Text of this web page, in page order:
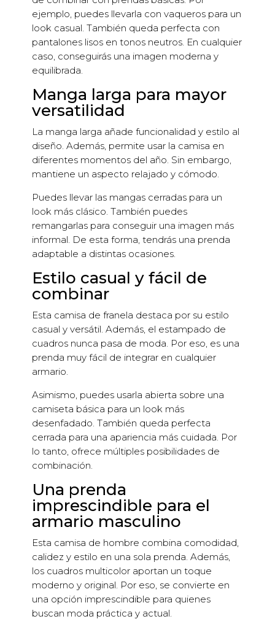
ejemplo, puedes llevarla con vaqueros para un
look casual. También queda perfecta con
pantalones lisos en tonos neutros. En cualquier
caso, conseguirás una imagen moderna y
equilibrada.
Manga larga para mayor
versatilidad
La manga larga añade funcionalidad y estilo al
diseño. Además, permite usar la camisa en
diferentes momentos del año. Sin embargo,
mantiene un aspecto relajado y cómodo.
Puedes llevar las mangas cerradas para un
look más clásico. También puedes
remangarlas para conseguir una imagen más
informal. De esta forma, tendrás una prenda
adaptable a distintas ocasiones.
Estilo casual y fácil de
combinar
Esta camisa de franela destaca por su estilo
casual y versátil. Además, el estampado de
cuadros nunca pasa de moda. Por eso, es una
prenda muy fácil de integrar en cualquier
armario.
Asimismo, puedes usarla abierta sobre una
camiseta básica para un look más
desenfadado. También queda perfecta
cerrada para una apariencia más cuidada. Por
lo tanto, ofrece múltiples posibilidades de
combinación.
Una prenda
imprescindible para el
armario masculino
Esta camisa de hombre combina comodidad,
calidez y estilo en una sola prenda. Además,
los cuadros multicolor aportan un toque
moderno y original. Por eso, se convierte en
una opción imprescindible para quienes
buscan moda práctica y actual.